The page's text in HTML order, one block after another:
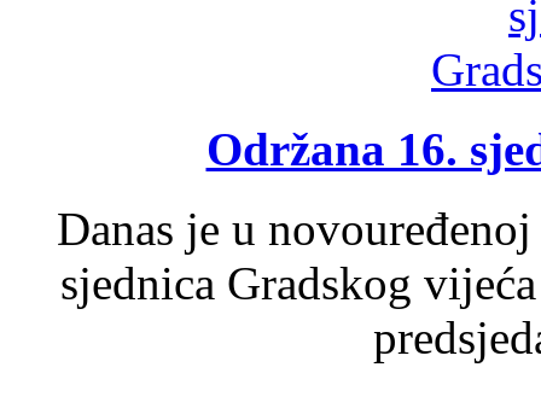
Održana 16.
Danas je u
sjednica Gradskog